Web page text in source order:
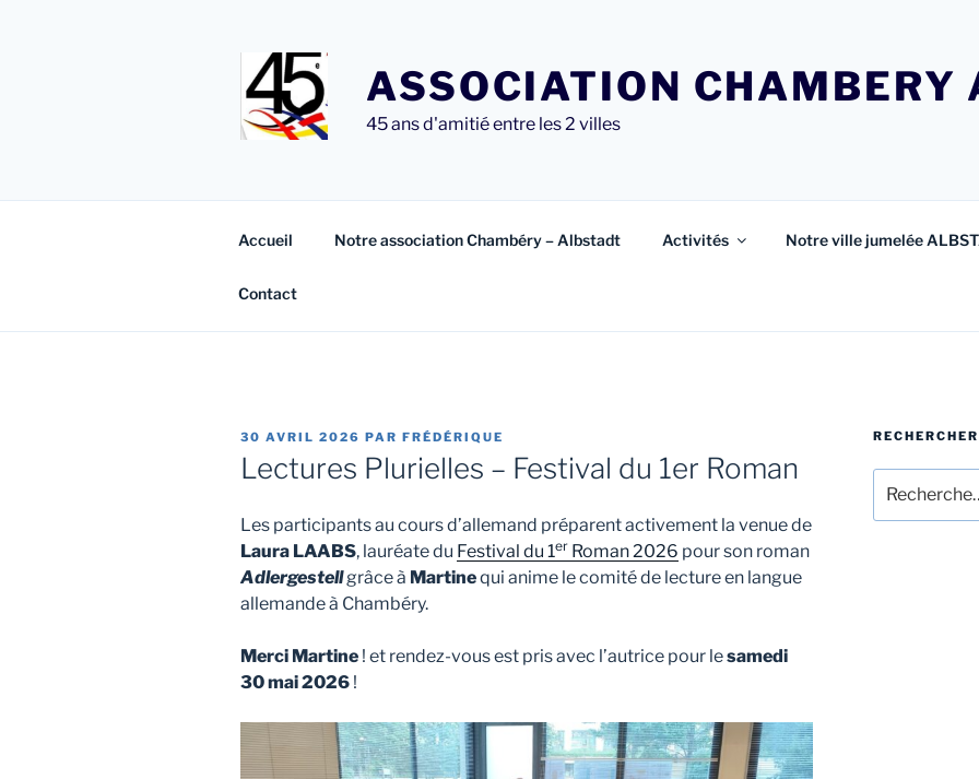
ASSOCIATION CHAMBERY
45 ans d'amitié entre les 2 villes
Accueil Notre association Chambéry – Albstadt Activités Notre ville jumelée
Contact
PUBLIÉ
LE
30 AVRIL 2026 PAR FRÉDÉRIQUE
Lectures Plurielles – Festival du 1er Roman
Les participants au cours d’allemand préparent activement la venue de
Laura LAABS, lauréate du Festival du 1er Roman 2026 pour son roman
Adlergestellgrâce à Martinequi anime le comité de lecture en langue
allemande à Chambéry.
Merci Martine ! et rendez-vous est pris avec l’autrice pour lesamedi
30 mai 2026 !
RECHERCHER
pour
: